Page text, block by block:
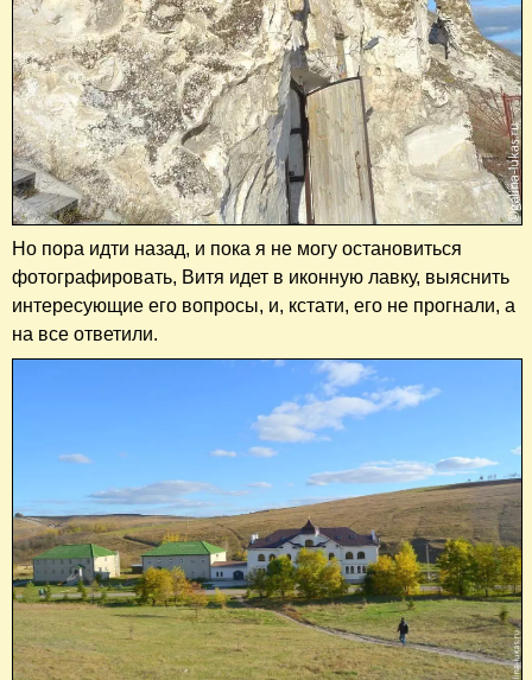
Но пора идти назад, и пока я не могу остановиться
фотографировать, Витя идет в иконную лавку, выяснить
интересующие его вопросы, и, кстати, его не прогнали, а
на все ответили.